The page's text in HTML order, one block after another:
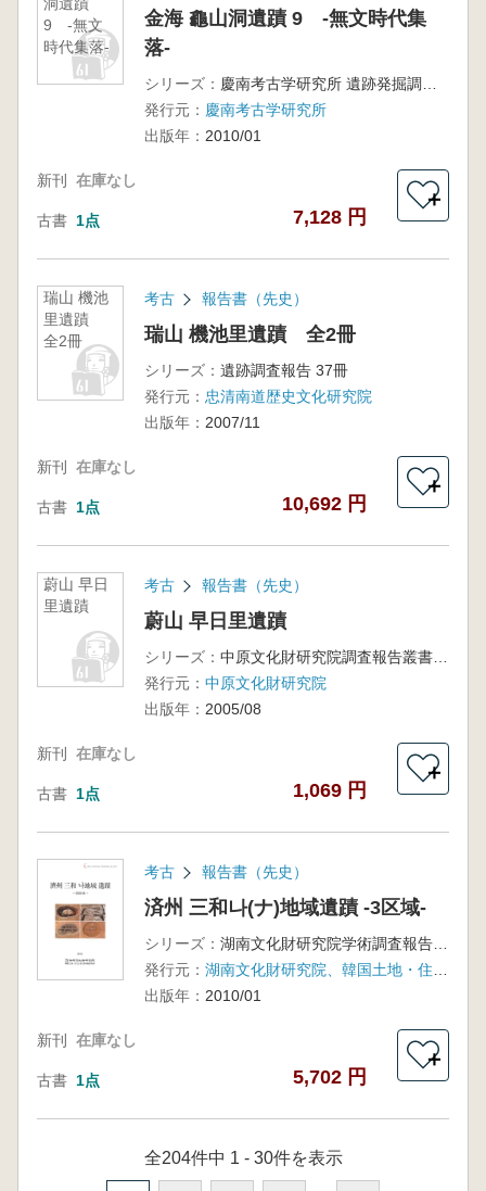
9 -無文
時代集落-
金海 龜山洞遺蹟 9 -無文時代集
落-
シリーズ：
発行元： 慶南考古学研究所
出版年： 2010/01
新刊 在庫なし
古書 1点 7,128 円
＋
瑞山 機池
里遺蹟
全2冊
考古 報告書（先史）
瑞山 機池里遺蹟 全2冊
シリーズ： 遺跡調査報告 37冊
発行元： 忠清南道歴史文化研究院
出版年： 2007/11
新刊 在庫なし
古書 1点 10,692 円
＋
蔚山 早日
里遺蹟
考古 報告書（先史）
蔚山 早日里遺蹟
シリーズ：
中原文化財研究院調査報告叢書 第6冊
発行元： 中原文化財研究院
出版年： 2005/08
新刊 在庫なし
古書 1点 1,069 円
＋
考古 報告書（先史）
済州 三和나(ナ)地域遺蹟 -3区域-
シリーズ：
湖南文化財研究院学術調査報告 第129冊
発行元：
出版年： 2010/01
新刊 在庫なし
古書 1点 5,702 円
＋
全204件中 1 - 30件を表示